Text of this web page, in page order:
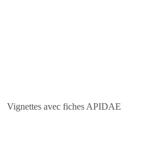
Vignettes avec fiches APIDAE